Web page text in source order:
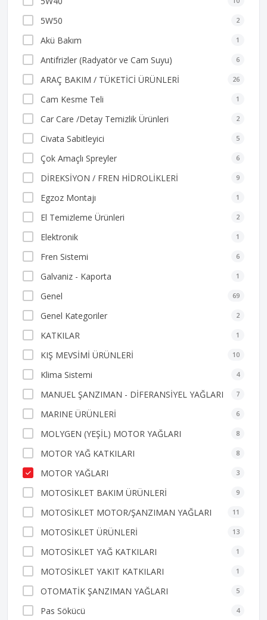
5W50 2
Akü Bakım 1
Antifrizler (Radyatör ve Cam Suyu) 6
ARAÇ BAKIM / TÜKETİCİ ÜRÜNLERİ 26
Cam Kesme Teli 1
Car Care /Detay Temizlik Ürünleri 2
Civata Sabitleyici 5
Çok Amaçlı Spreyler 6
DİREKSİYON / FREN HİDROLİKLERİ 9
Egzoz Montajı 1
El Temizleme Ürünleri 2
Elektronik 1
Fren Sistemi 6
Galvaniz - Kaporta 1
Genel 69
Genel Kategoriler 2
KATKILAR 1
KIŞ MEVSİMİ ÜRÜNLERİ 10
Klima Sistemi 4
MANUEL ŞANZIMAN - DİFERANSİYEL YAĞLARI 7
MARINE ÜRÜNLERİ 6
MOLYGEN (YEŞİL) MOTOR YAĞLARI 8
MOTOR YAĞ KATKILARI 8
MOTOR YAĞLARI 3
MOTOSİKLET BAKIM ÜRÜNLERİ 9
MOTOSİKLET MOTOR/ŞANZIMAN YAĞLARI 11
MOTOSİKLET ÜRÜNLERİ 13
MOTOSİKLET YAĞ KATKILARI 1
MOTOSİKLET YAKIT KATKILARI 1
OTOMATİK ŞANZIMAN YAĞLARI 5
Pas Sökücü 4